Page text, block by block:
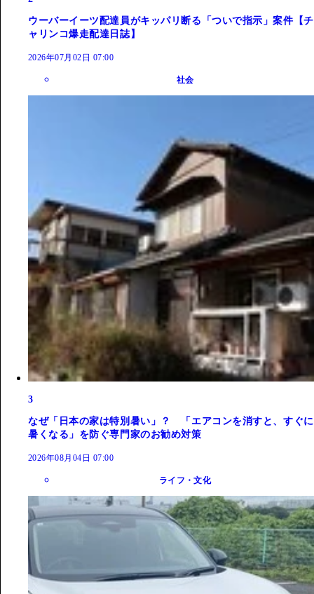
ウーバーイーツ配達員がキッパリ断る「ついで指示」案件【チ
ャリンコ爆走配達日誌】
2026年07月02日 07:00
社会
3
なぜ「日本の家は特別暑い」？ 「エアコンを消すと、すぐに
暑くなる」を防ぐ専門家のお勧め対策
2026年08月04日 07:00
ライフ・文化